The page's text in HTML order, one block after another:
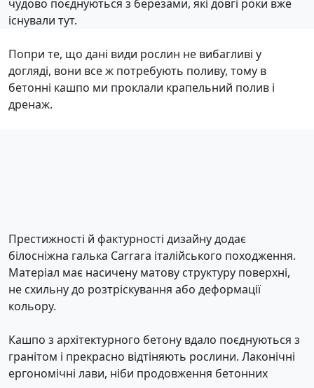
чудово поєднуються з березами, які довгі роки вже
існували тут.
Попри те, що дані види рослин не вибагливі у
догляді, вони все ж потребують поливу, тому в
бетонні кашпо ми проклали крапельний полив і
дренаж.
Престижності й фактурності дизайну додає
білосніжна галька Carrara італійського походження.
Матеріал має насичену матову структуру поверхні,
не схильну до розтріскування або деформації
кольору.
Кашпо з архітектурного бетону вдало поєднуються з
гранітом і прекрасно відтіняють рослини. Лаконічні
ергономічні лави, ніби продовження бетонних